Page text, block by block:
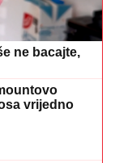
ne bacajte,
vrijedno